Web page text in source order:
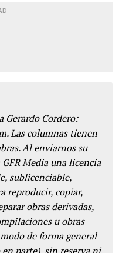
Gerardo Cordero:
Las columnas tienen
Al enviarnos su
Media una licencia
sublicenciable,
reproducir, copiar,
obras derivadas,
u obras
de forma general